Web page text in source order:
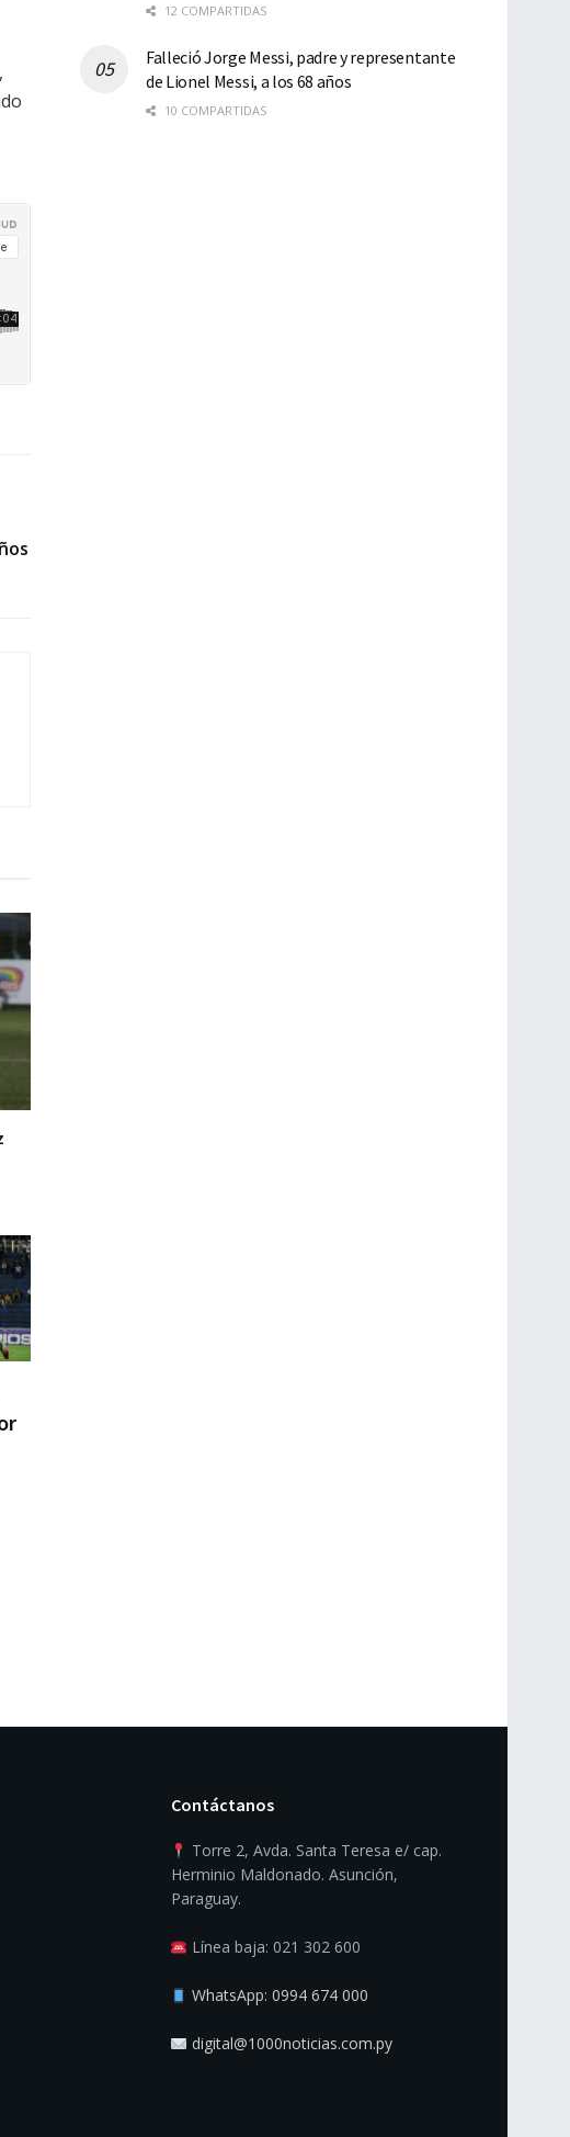
12 COMPARTIDAS
Falleció Jorge Messi, padre y representante
de Lionel Messi, a los 68 años
10 COMPARTIDAS
Contáctanos
Torre 2, Avda. Santa Teresa e/ cap.
Herminio Maldonado. Asunción,
Paraguay.
Línea baja: 021 302 600
WhatsApp: 0994 674 000
digital@1000noticias.com.py